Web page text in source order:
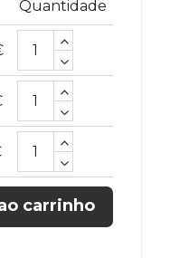
Quantidade
carrinho